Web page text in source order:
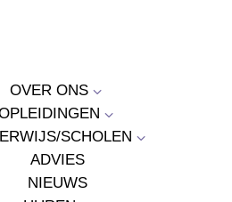
OVER ONS 3
3
SCHOLEN 3
ADVIES
NIEUWS